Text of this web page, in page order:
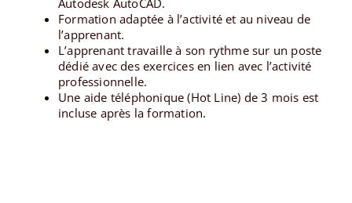
Autodesk AutoCAD.
Formation adaptée à l’activité et au niveau de
l’apprenant.
L’apprenant travaille à son rythme sur un poste
dédié avec des exercices en lien avec l’activité
professionnelle.
Une aide téléphonique (Hot Line) de 3 mois est
incluse après la formation.